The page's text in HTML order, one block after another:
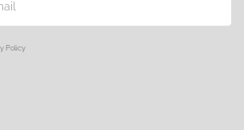
Policy